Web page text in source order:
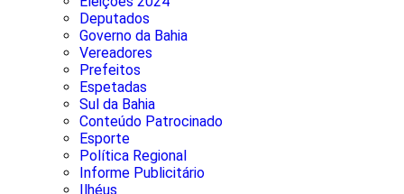
Deputados
Governo da Bahia
Vereadores
Prefeitos
Espetadas
Sul da Bahia
Conteúdo Patrocinado
Esporte
Política Regional
Informe Publicitário
Ilhéus